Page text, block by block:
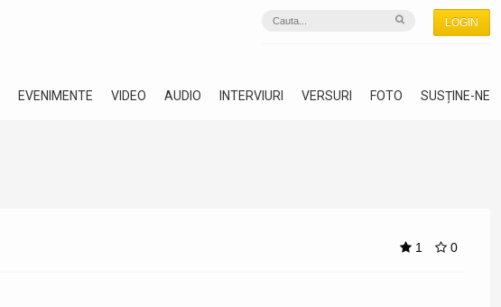
LOGIN
EVENIMENTE VIDEO AUDIO INTERVIURI VERSURI FOTO SUSȚINE-NE
1 0